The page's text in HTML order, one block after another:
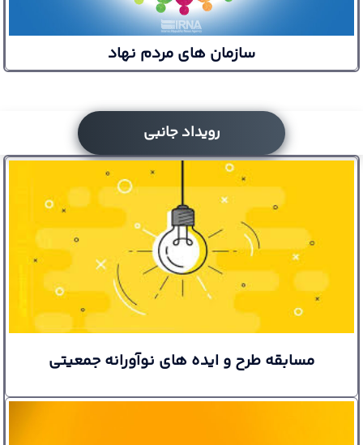
سازمان های مردم نهاد
رویداد جانبی
مسابقه طرح و ايده هاي نوآورانه جمعيتي